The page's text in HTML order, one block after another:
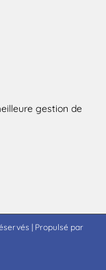
gestion de
| Propulsé par